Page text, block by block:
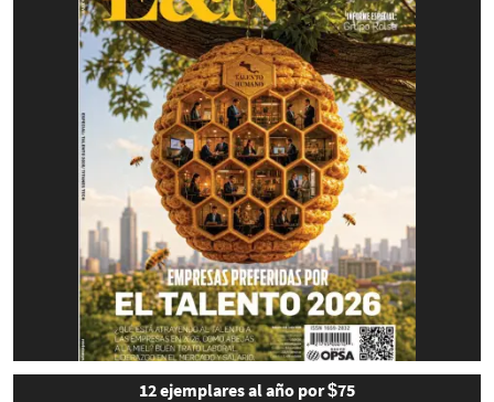
12 ejemplares al año por $75